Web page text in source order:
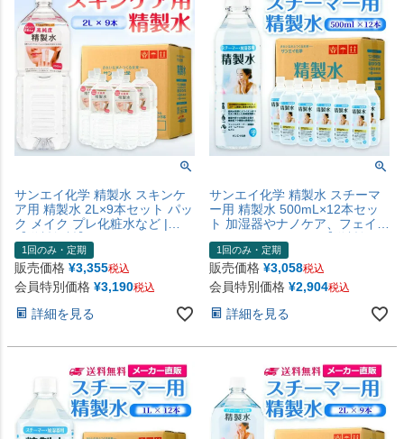
サンエイ化学 精製水 スキンケ
ア用 精製水 2L×9本セット パッ
ク メイク プレ化粧水など |
ノケア コットン アロマスプレ
ー グリセリン ペットボトル 高
純度精製水 純水 蒸留水 イオン
交換水 超純水 せいせいすい ピ
ュアウォーター 日本製
1回のみ・定期
販売価格 ¥3,355税込
会員特別価格 ¥3,190税込
詳細を見る
サンエイ化学 精製水 スチーマ
ー用 精製水 500mL×12本セッ
ト 加湿器やナノケア、フェイス
料】 オートクレーブ スチーム
吸引 吸入器 鼻うがい エステ コ
ットン ペットボトル 高純度精
製水 純水 蒸留水 イオン交換水
超純水 せいせいすい 日本製
1回のみ・定期
販売価格 ¥3,058税込
会員特別価格 ¥2,904税込
詳細を見る